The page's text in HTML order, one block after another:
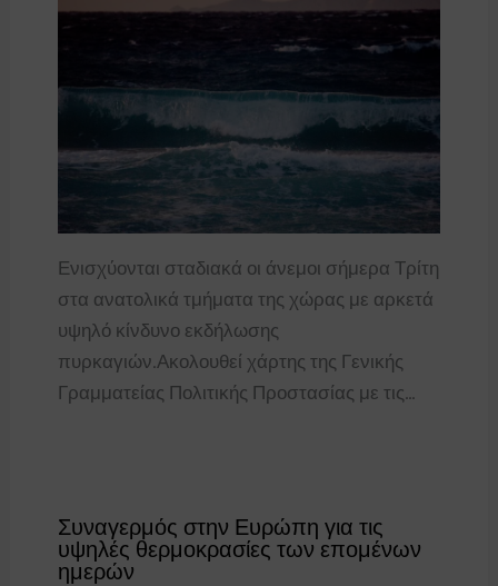
Ενισχύονται σταδιακά οι άνεμοι σήμερα Τρίτη
στα ανατολικά τμήματα της χώρας με αρκετά
υψηλό κίνδυνο εκδήλωσης
πυρκαγιών.Ακολουθεί χάρτης της Γενικής
Γραμματείας Πολιτικής Προστασίας με τις…
Συναγερμός στην Ευρώπη για τις
υψηλές θερμοκρασίες των επομένων
ημερών